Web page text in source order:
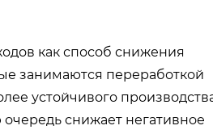
как способ снижения
занимаются переработкой
устойчивого
снижает негативное